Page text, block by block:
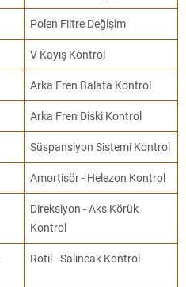
Polen Filtre Değişim
V Kayış Kontrol
Arka Fren Balata Kontrol
Arka Fren Diski Kontrol
Süspansiyon Sistemi Kontrol
Amortisör - Helezon Kontrol
Direksiyon - Aks Körük
Kontrol
Rotil - Salıncak Kontrol